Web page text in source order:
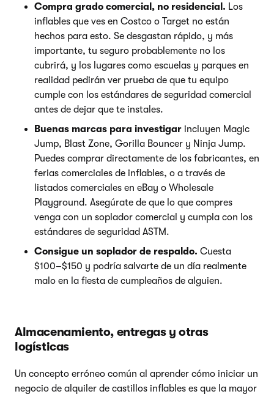
Compra grado comercial, no residencial. Los
inflables que ves en Costco o Target no están
hechos para esto. Se desgastan rápido, y más
importante, tu seguro probablemente no los
cubrirá, y los lugares como escuelas y parques en
realidad pedirán ver prueba de que tu equipo
cumple con los estándares de seguridad comercial
antes de dejar que te instales.
Buenas marcas para investigar incluyen Magic
Jump, Blast Zone, Gorilla Bouncer y Ninja Jump.
Puedes comprar directamente de los fabricantes, en
ferias comerciales de inflables, o a través de
listados comerciales en eBay o Wholesale
Playground. Asegúrate de que lo que compres
venga con un soplador comercial y cumpla con los
estándares de seguridad ASTM.
Consigue un soplador de respaldo. Cuesta
$100–$150 y podría salvarte de un día realmente
malo en la fiesta de cumpleaños de alguien.
Almacenamiento, entregas y otras
logísticas
Un concepto erróneo común al aprender cómo iniciar un
negocio de alquiler de castillos inflables es que la mayor